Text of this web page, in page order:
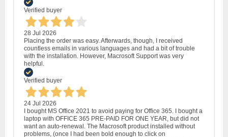
Verified buyer
28 Jul 2026
Placing the order was easy. Afterwards, though, I received
countless emails in various languages and had a bit of trouble
with the installation. However, Macrosoft Support was very
helpful.
Verified buyer
24 Jul 2026
I bought MS Office 2021 to avoid paying for Office 365. I bought a
laptop with OFFICE 365 PRE-PAID FOR ONE YEAR, but did not
want an auto-renewal. The Macrosoft product installed without
problems, (once I had been bold enough to click on